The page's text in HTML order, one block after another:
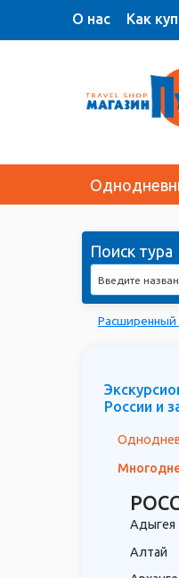
О нас Как
Поиск тура
Введите
Расширенный
России и
Адыгея
Алтай